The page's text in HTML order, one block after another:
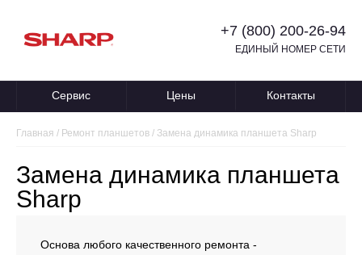
+7 (800) 200-26-94
ЕДИНЫЙ НОМЕР СЕТИ
Сервис Цены Контакты
Главная / Ремонт планшетов / Замена динамика планшета Sharp
Замена динамика планшета
Sharp
Основа любого качественного ремонта -